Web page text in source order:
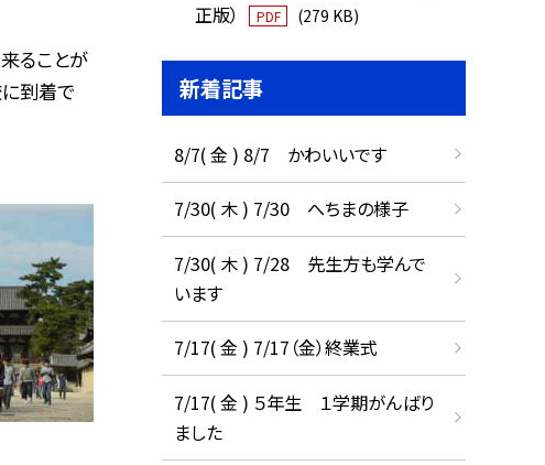
ることが
に到着で
正版）
PDF (279 KB)
新着記事
8/7( 金 ) 8/7 かわいいです
7/30( 木 ) 7/30 へちまの様子
7/30( 木 ) 7/28 先生方も学んで
います
7/17( 金 ) 7/17（金）終業式
7/17( 金 ) ５年生 １学期がんばり
ました